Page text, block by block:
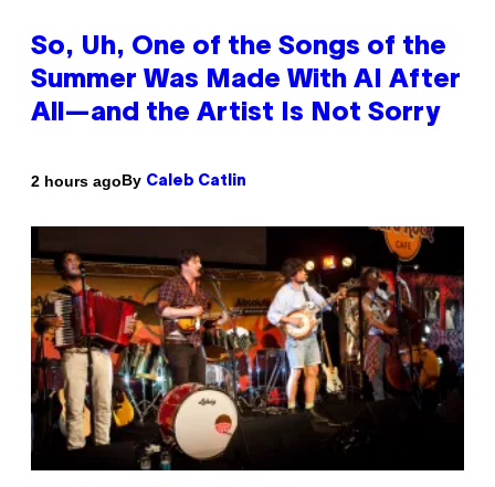
So, Uh, One of the Songs of the
Summer Was Made With AI After
All—and the Artist Is Not Sorry
2 hours agoBy Caleb Catlin